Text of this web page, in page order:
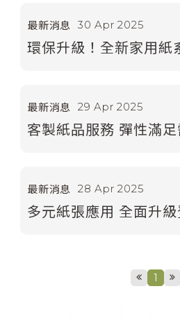
最新消息 30 Apr 2025
環保升級！全新家用紙
最新消息 29 Apr 2025
客製紙品服務 彈性滿足
最新消息 28 Apr 2025
多元紙張應用 全面升
1